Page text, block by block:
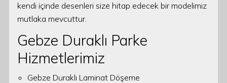
kendi içinde desenleri size hitap edecek bir modelimiz
mutlaka mevcuttur.
Gebze Duraklı Parke
Hizmetlerimiz
Gebze Duraklı Laminat Döşeme